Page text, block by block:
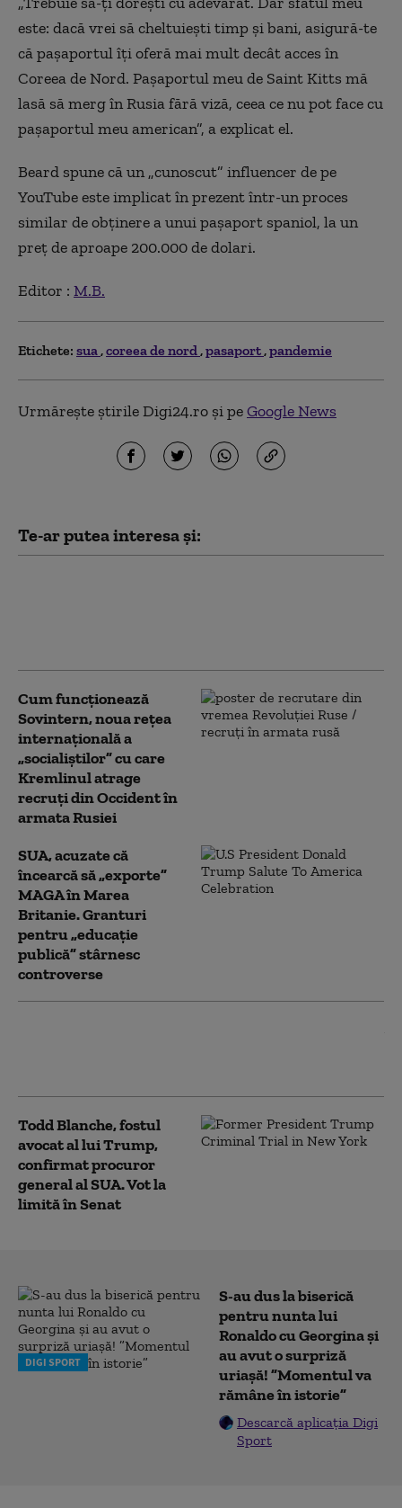
este: dacă vrei să cheltuiești timp și bani, asigură-te
că pașaportul îți oferă mai mult decât acces în
Coreea de Nord. Pașaportul meu de Saint Kitts mă
lasă să merg în Rusia fără viză, ceea ce nu pot face cu
pașaportul meu american”, a explicat el.
Beard spune că un „cunoscut” influencer de pe
YouTube este implicat în prezent într-un proces
similar de obținere a unui pașaport spaniol, la un
preț de aproape 200.000 de dolari.
Editor : M.B.
Etichete: sua coreea de nord pasaport pandemie
Urmărește știrile Digi24.ro și peGoogle News
Te-ar putea interesa și:
Cum funcționează
Sovintern, noua rețea
internațională a
„socialiștilor” cu care
Kremlinul atrage
recruți din Occident în
armata Rusiei
SUA, acuzate că
încearcă să „exporte”
MAGA în Marea
Britanie. Granturi
pentru „educație
publică” stârnesc
controverse
Todd Blanche, fostul
avocat al lui Trump,
confirmat procuror
general al SUA. Vot la
limită în Senat
DIGI SPORT
S-au dus la biserică
pentru nunta lui
Ronaldo cu Georgina și
au avut o surpriză
uriașă! ”Momentul va
rămâne în istorie”
Descarcă aplicația Digi
Sport